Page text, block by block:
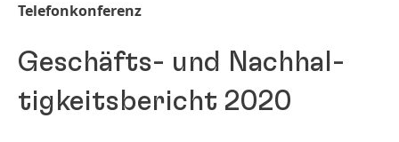
Telefonkonferenz
Geschäfts- und Nach­hal­
tig­keits­bericht 2020